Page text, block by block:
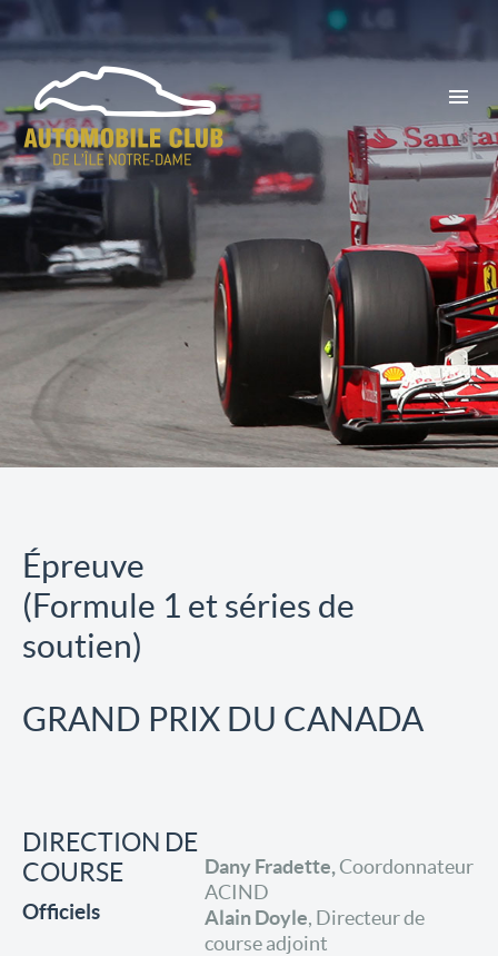
Épreuve
(Formule 1 et séries de
soutien)
GRAND PRIX DU CANADA
DIRECTION DE
COURSE
Officiels
Dany Fradette, Coordonnateur
ACIND
Alain Doyle, Directeur de
course adjoint